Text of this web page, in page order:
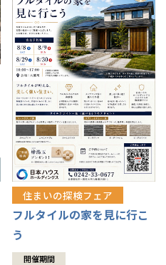
住まいの探検フェア
フルタイルの家を見に行こ
う
開催期間